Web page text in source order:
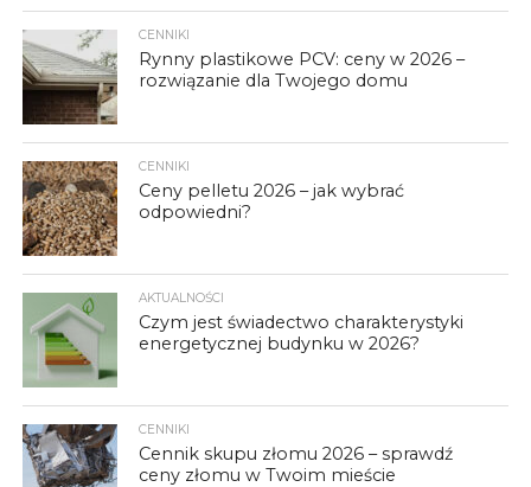
CENNIKI
Rynny plastikowe PCV: ceny w 2026 –
rozwiązanie dla Twojego domu
CENNIKI
Ceny pelletu 2026 – jak wybrać
odpowiedni?
AKTUALNOŚCI
Czym jest świadectwo charakterystyki
energetycznej budynku w 2026?
CENNIKI
Cennik skupu złomu 2026 – sprawdź
ceny złomu w Twoim mieście